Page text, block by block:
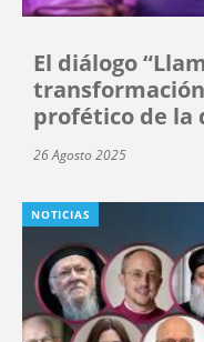
El diálogo
profético de la
26 Agosto 2025
NOTICIAS